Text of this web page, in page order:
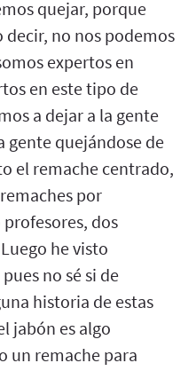
quejar, porque
decir, no nos podemos
expertos en
en este tipo de
a dejar a la gente
gente quejándose de
el remache centrado,
por
dos
he visto
no sé si de
historia de estas
jabón es algo
un remache para